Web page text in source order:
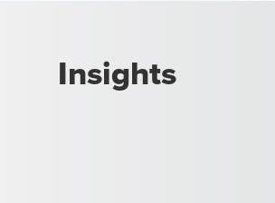
Insights